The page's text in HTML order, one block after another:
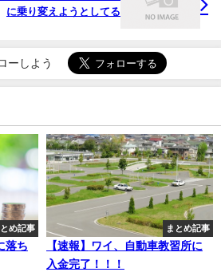
に乗り変えようとしてる
ーしよう
とめ記事
落ち
まとめ記事
【速報】ワイ、自動車教習所に
入金完了！！！